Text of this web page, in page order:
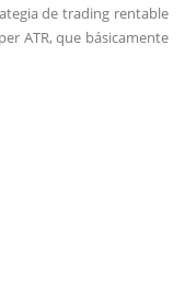
de trading rentable
ATR, que básicamente